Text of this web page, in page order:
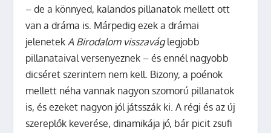
– de a könnyed, kalandos pillanatok mellett ott
van a dráma is. Márpedig ezek a drámai
jelenetekA Birodalom visszaváglegjobb
pillanataival versenyeznek – és ennél nagyobb
dicséret szerintem nem kell. Bizony, a poénok
mellett néha vannak nagyon szomorú pillanatok
is, és ezeket nagyon jól játsszák ki. A régi és az új
szereplők keverése, dinamikája jó, bár picit zsufi